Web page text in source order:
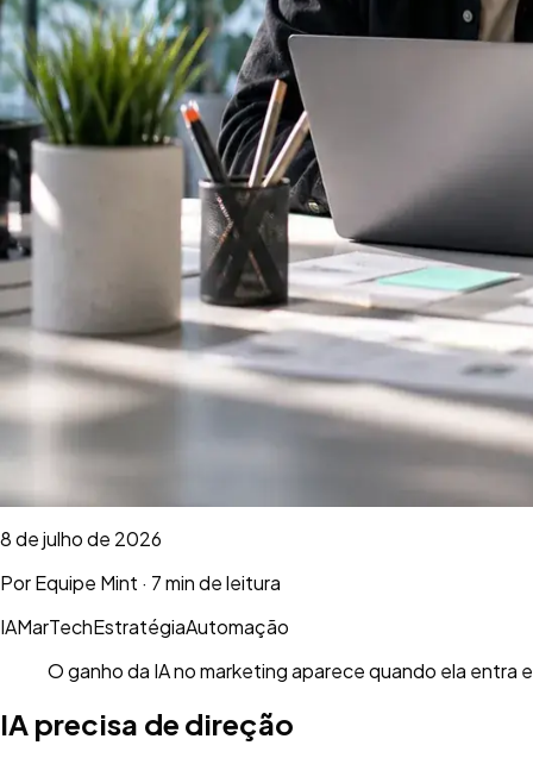
8 de julho de 2026
PorEquipe Mint · 7 min de leitura
IAMarTechEstratégiaAutomação
O ganho da IA no marketing aparece quando ela
IA precisa de direção